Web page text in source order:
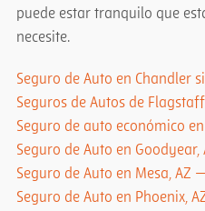
puede estar tranquilo que
necesite.
Seguro de Auto en Chandler
Seguros de Autos de Flagstaff
Seguro de auto económico
Seguro de Auto en Goodyear,
Seguro de Auto en Mesa, AZ
Seguro de Auto en Phoenix,